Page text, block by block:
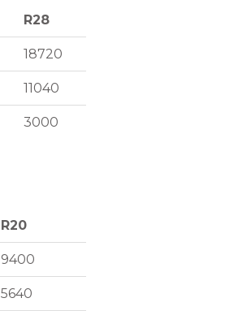
R28
R28
18720
11040
3000
R20
R20
9400
5640